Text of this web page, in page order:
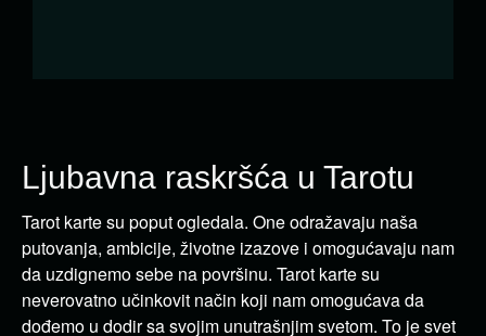
Ljubavna raskršća u Tarotu
Tarot karte su poput ogledala. One odražavaju naša
putovanja, ambicije, životne izazove i omogućavaju nam
da uzdignemo sebe na površinu. Tarot karte su
neverovatno učinkovit način koji nam omogućava da
dođemo u dodir sa svojim unutrašnjim svetom. To je svet